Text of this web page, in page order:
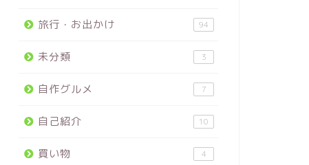
旅行・お出かけ 94
未分類 3
自作グルメ 7
自己紹介 10
買い物 4